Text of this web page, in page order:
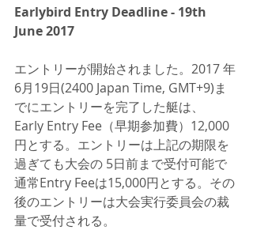
Earlybird Entry Deadline - 19th
June 2017
エントリーが開始されました。2017 年
6月19日(2400 Japan Time, GMT+9)ま
でにエントリーを完了した艇は、
Early Entry Fee（早期参加費）12,000
円とする。エントリーは上記の期限を
過ぎても大会の 5日前まで受付可能で
通常Entry Feeは15,000円とする。その
後のエントリーは大会実行委員会の裁
量で受付される。